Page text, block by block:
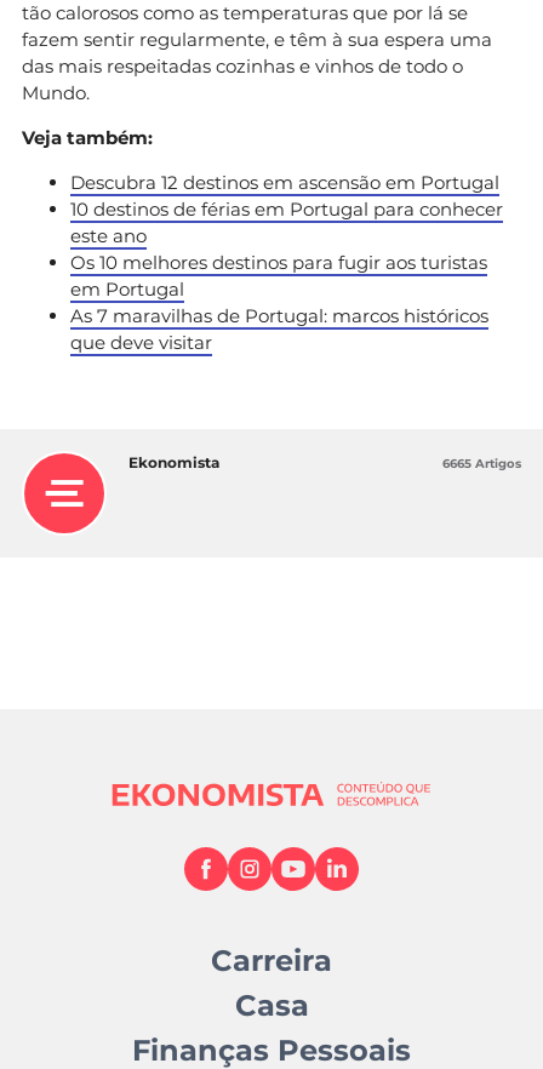
tão calorosos como as temperaturas que por lá se
fazem sentir regularmente, e têm à sua espera uma
das mais respeitadas cozinhas e vinhos de todo o
Mundo.
Veja também:
Descubra 12 destinos em ascensão em Portugal
10 destinos de férias em Portugal para conhecer
este ano
Os 10 melhores destinos para fugir aos turistas
em Portugal
As 7 maravilhas de Portugal: marcos históricos
que deve visitar
Ekonomista 6665 Artigos
Carreira
Casa
Finanças Pessoais